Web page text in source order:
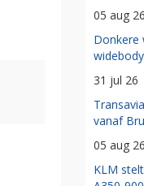
05 aug 26
Donkere
31 jul 26
vanaf
05 aug 26
KLM